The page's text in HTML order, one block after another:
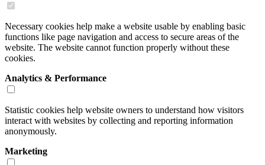
Necessary cookies help make a website usable by enabling basic
functions like page navigation and access to secure areas of the
website. The website cannot function properly without these
cookies.
Analytics & Performance
Statistic cookies help website owners to understand how visitors
interact with websites by collecting and reporting information
anonymously.
Marketing